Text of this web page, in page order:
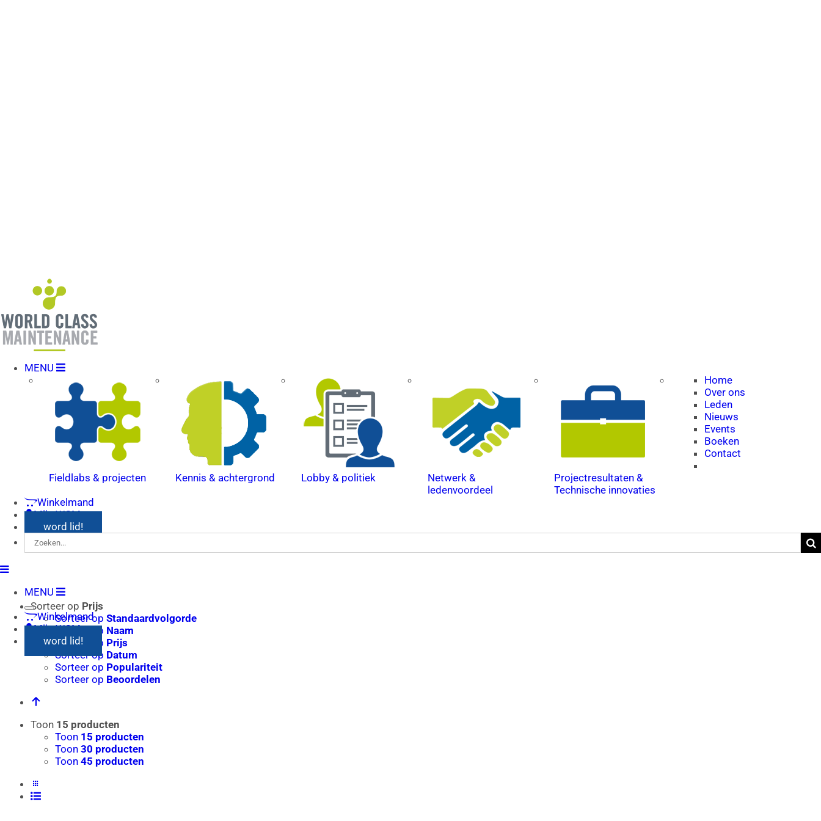
MENU
Fieldlabs & projecten Kennis & achtergrond Lobby & politiek
Netwerk &
ledenvoordeel
Projectresultaten &
Technische innovaties
Home
Over ons
Leden
Nieuws
Events
Boeken
Contact
Winkelmand
Mijn WCM
word lid!
Zoeken
naar:
MENU
Winkelmand
Mijn WCM
word lid!
Sorteer op Prijs
Sorteer op Standaardvolgorde
Sorteer op Naam
Sorteer op Prijs
Sorteer op Datum
Sorteer op Populariteit
Sorteer op Beoordelen
Toon 15 producten
Toon 15 producten
Toon 30 producten
Toon 45 producten